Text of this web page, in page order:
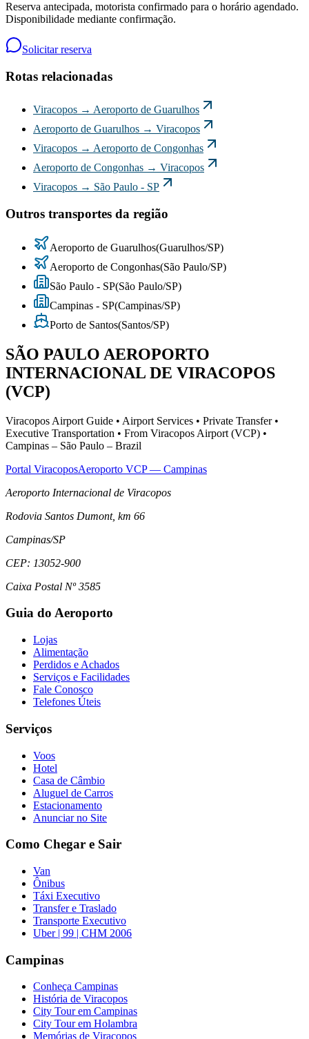
Reserva antecipada, motorista confirmado para o horário agendado.
Disponibilidade mediante confirmação.
Solicitar reserva
Rotas relacionadas
Viracopos → Aeroporto de Guarulhos
Aeroporto de Guarulhos → Viracopos
Viracopos → Aeroporto de Congonhas
Aeroporto de Congonhas → Viracopos
Viracopos → São Paulo - SP
Outros transportes da região
Aeroporto de Guarulhos(Guarulhos/SP)
Aeroporto de Congonhas(São Paulo/SP)
São Paulo - SP(São Paulo/SP)
Campinas - SP(Campinas/SP)
Porto de Santos(Santos/SP)
SÃO PAULO AEROPORTO
INTERNACIONAL DE VIRACOPOS
(VCP)
Viracopos Airport Guide • Airport Services • Private Transfer •
Executive Transportation • From Viracopos Airport (VCP) •
Campinas – São Paulo – Brazil
Portal ViracoposAeroporto VCP — Campinas
Aeroporto Internacional de Viracopos
Rodovia Santos Dumont, km 66
Campinas/SP
CEP: 13052-900
Caixa Postal Nº 3585
Guia do Aeroporto
Lojas
Alimentação
Perdidos e Achados
Serviços e Facilidades
Fale Conosco
Telefones Úteis
Serviços
Voos
Hotel
Casa de Câmbio
Aluguel de Carros
Estacionamento
Anunciar no Site
Como Chegar e Sair
Van
Ônibus
Táxi Executivo
Transfer e Traslado
Transporte Executivo
Uber | 99 | CHM 2006
Campinas
Conheça Campinas
História de Viracopos
City Tour em Campinas
City Tour em Holambra
Memórias de Viracopos